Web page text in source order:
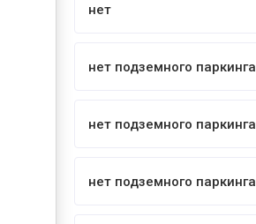
нет
нет подземного паркинга
нет подземного паркинга
нет подземного паркинга